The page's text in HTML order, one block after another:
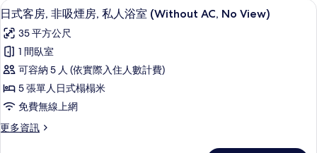
AC
&
Bathroom,
No
View)
的
所
有
非
煙
房
(Without
AC
&
Bathroom,
No
View)
顯
示
日
式
客
房,
吸
2
日式客房, 非吸煙房, 私人浴室 (Without AC, No View)
35 平方公尺
1 間臥室
可容納 5 人 (依實際入住人數計費)
5 張單人日式榻榻米
免費無線上網
更多資訊
更